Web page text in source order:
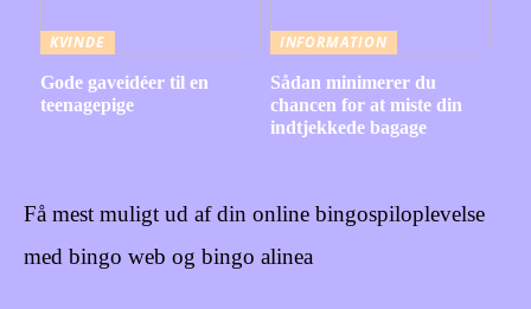
KVINDE
Gode gaveidéer til en
teenagepige
INFORMATION
Sådan minimerer du
chancen for at miste din
indtjekkede bagage
Få mest muligt ud af din online bingospiloplevelse
med bingo web og bingo alinea